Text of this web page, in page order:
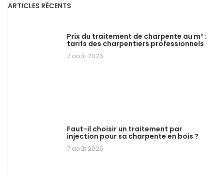
ARTICLES RÉCENTS
Prix du traitement de charpente au m² :
tarifs des charpentiers professionnels
7 août 2026
Faut-il choisir un traitement par
injection pour sa charpente en bois ?
7 août 2026